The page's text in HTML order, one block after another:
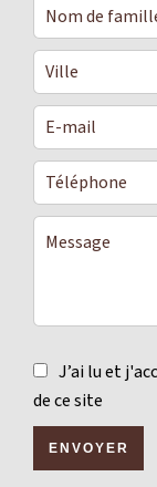
J’ai lu et
de ce site
ENVOYER